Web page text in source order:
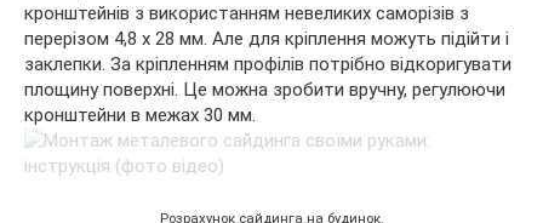
кронштейнів з використанням невеликих саморізів з
перерізом 4,8 х 28 мм. Але для кріплення можуть підійти і
заклепки. За кріпленням профілів потрібно відкоригувати
площину поверхні. Це можна зробити вручну, регулюючи
кронштейни в межах 30 мм.
Розрахунок сайдинга на будинок.